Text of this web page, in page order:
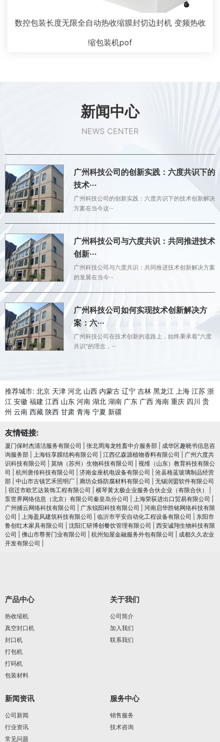
数控包装长度无限全自动热收缩膜封切边封机 变频热收
缩包装机pof
新闻中心
NEWS CENTER
广州科技公司的创新实践：六度共识下的
技术···
广州科技公司的创新实践：六度共识下的技术创新解决
方案在当今这···
广州科技公司与六度共识：共同推进技术
创新···
广州科技公司与六度共识：共同推进技术创新解决方案
的发展在当今···
广州科技公司如何实现技术创新解决方
案：六···
广州科技公司在技术创新的道路上，始终秉承着"六度
共识"的理念，···
推荐城市: 北京 天津 河北 山西 内蒙古 辽宁 吉林 黑龙江 上海 江苏 浙
江 安徽 福建 江西 山东 河南 湖北 湖南 广东 广西 海南 重庆 四川 贵
州 云南 西藏 陕西 甘肃 青海 宁夏 新疆
友情链接:
厦门保时杰清洁服务有限公司 张北周海龙牲畜中介服务部
成华区趣晓书信息咨
询服务部
上海钰享膜结构有限公司 江西亿森源植物香料有限公司
广州六度共
识科技有限公司
莫纳（苏州）生物科技有限公司
视维（山东）教育科技有限公
司
杭州唐传科技有限公司 济南金座机电设备有限公司
沧县格蓝玻璃制品经营
部
中山市古镇艺禾照明厂 廊坊众烁防腐材料有限公司
无锡润盟软件有限公司
宿迁市欧艺达装饰工程有限公司 横琴黄太极企业服务合伙企业（有限合伙）
泵世界网络信息（北京）有限公司秦皇岛分公司
上海荣荻进出口贸易有限公司
广州捕云网络科技有限公司
广东锐阳科技有限公司
河南启华胜铭网络科技有限
公司
上海盈风建筑科技有限公司 临沂市平安自动化工程设备有限公司
东阳市
鲁创红木家具有限公司
沈阳汇研博创餐饮管理有限公司
西安诚翔生物科技有限
公司
佛山市尊誉门业有限公司 杭州知屋金融服务外包有限公司
成都久久农业
开发有限公司
产品中心
热收缩机
真空封口机
封口机
打包机
打码机
包装材料
关于我们
公司简介
加入我们
联系我们
新闻资讯
公司新闻
行业资讯
常见问题
服务中心
销售服务
技术咨询